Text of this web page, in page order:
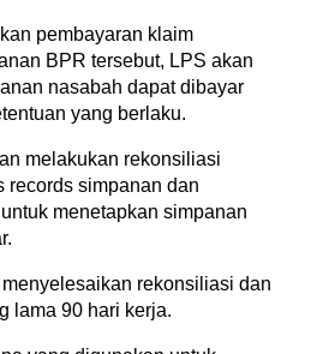
pembayaran klaim
BPR tersebut, LPS akan
nasabah dapat dibayar
yang berlaku.
melakukan rekonsiliasi
records simpanan dan
menetapkan simpanan
rekonsiliasi dan
lama 90 hari kerja.